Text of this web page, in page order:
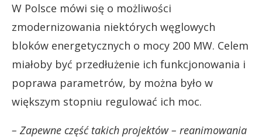
W Polsce mówi się o możliwości
zmodernizowania niektórych węglowych
bloków energetycznych o mocy 200 MW. Celem
miałoby być przedłużenie ich funkcjonowania i
poprawa parametrów, by można było w
większym stopniu regulować ich moc.
– Zapewne część takich projektów – reanimowania